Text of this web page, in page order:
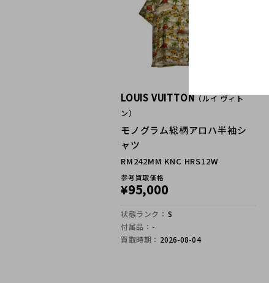
LOUIS VUITTON（ルイ ヴィト
ン）
モノグラム総柄アロハ半袖シ
ャツ
RM242MM KNC HRS12W
参考買取価格
¥95,000
状態ランク： S
付属品： -
買取時期： 2026-08-04